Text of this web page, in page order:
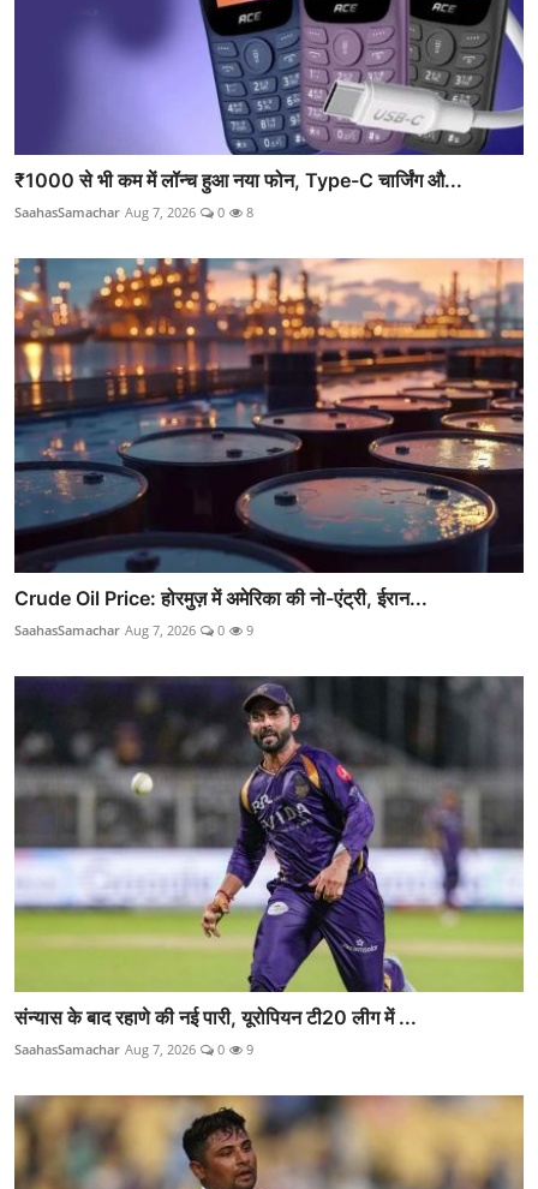
₹1000 से भी कम में लॉन्च हुआ नया फोन, Type-C चार्जिंग औ...
SaahasSamachar Aug 7, 2026 0 8
Crude Oil Price: होरमुज़ में अमेरिका की नो-एंट्री, ईरान...
SaahasSamachar Aug 7, 2026 0 9
संन्यास के बाद रहाणे की नई पारी, यूरोपियन टी20 लीग में ...
SaahasSamachar Aug 7, 2026 0 9